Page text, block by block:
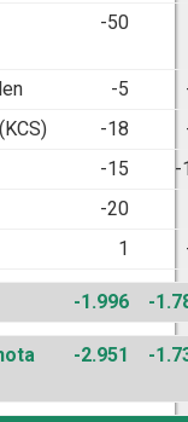
-50
-5
-18
-15
-
-20
1
-1.996 -
-2.951 -